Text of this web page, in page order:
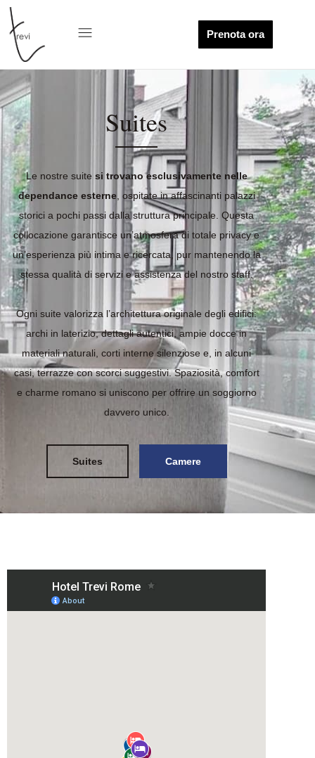
Prenota ora
Suites
Le nostre suite si trovano esclusivamente nelle
dependance esterne, ospitate in affascinanti palazzi
storici a pochi passi dalla struttura principale. Questa
collocazione garantisce un’atmosfera di totale privacy e
un’esperienza più intima e ricercata, pur mantenendo la
stessa qualità di servizi e assistenza del nostro staff.
Ogni suite valorizza l’architettura originale degli edifici:
archi in laterizio, dettagli autentici, ampie docce in
materiali naturali, corti interne silenziose e, in alcuni
casi, terrazze con scorci suggestivi. Spaziosità, comfort
e charme romano si uniscono per offrire un soggiorno
davvero unico.
Suites Camere